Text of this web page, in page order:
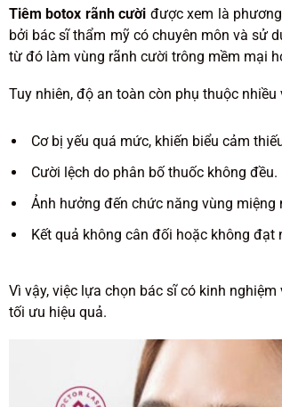
Tiêm botox rãnh cười được xem là
bởi bác sĩ thẩm mỹ có chuyên môn và sử
từ đó làm vùng rãnh cười trông mềm mại
Tuy nhiên, độ an toàn còn phụ thuộc
Cơ bị yếu quá mức, khiến biểu cảm
Cười lệch do phân bố thuốc không đều.
Ảnh hưởng đến chức năng vùng
Kết quả không cân đối hoặc không đạt
Vì vậy, việc lựa chọn bác sĩ có kinh
tối ưu hiệu quả.